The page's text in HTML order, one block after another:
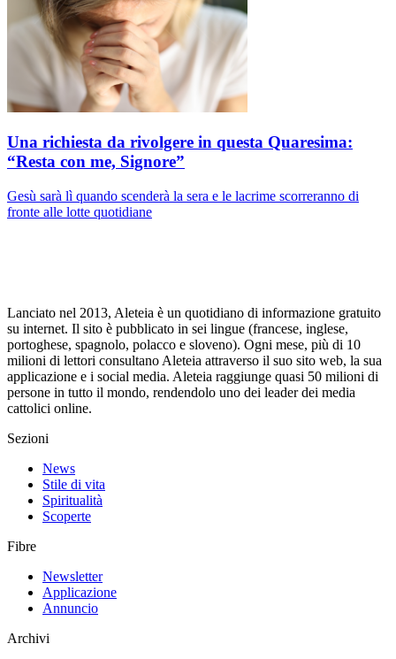
Una richiesta da rivolgere in questa Quaresima:
“Resta con me, Signore”
Gesù sarà lì quando scenderà la sera e le lacrime scorreranno di
fronte alle lotte quotidiane
Lanciato nel 2013, Aleteia è un quotidiano di informazione gratuito
su internet. Il sito è pubblicato in sei lingue (francese, inglese,
portoghese, spagnolo, polacco e sloveno). Ogni mese, più di 10
milioni di lettori consultano Aleteia attraverso il suo sito web, la sua
applicazione e i social media. Aleteia raggiunge quasi 50 milioni di
persone in tutto il mondo, rendendolo uno dei leader dei media
cattolici online.
Sezioni
News
Stile di vita
Spiritualità
Scoperte
Fibre
Newsletter
Applicazione
Annuncio
Archivi